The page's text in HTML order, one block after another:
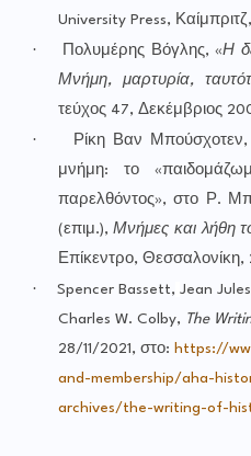
University Press, Καίμπριτζ
· Πολυμέρης Βόγλης, «Η
Μνήμη, μαρτυρία,
τεύχος 47, Δεκέμβριος
·
Ρίκη Βαν
μνήμη: το
παρελθόντος», στο Ρ.
(επιμ.),Μνήμες και λήθη
Επίκεντρο, Θεσσαλονίκη,
· Spencer Bassett, Jean
Charles W. Colby, The
28/11/2021, στο: https://
and -membership/aha-
archives/the-writing-of-